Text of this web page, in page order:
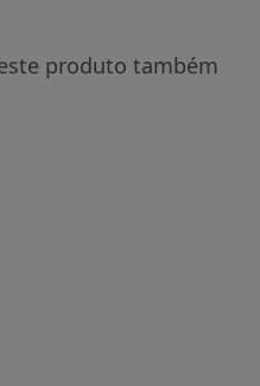
produto também